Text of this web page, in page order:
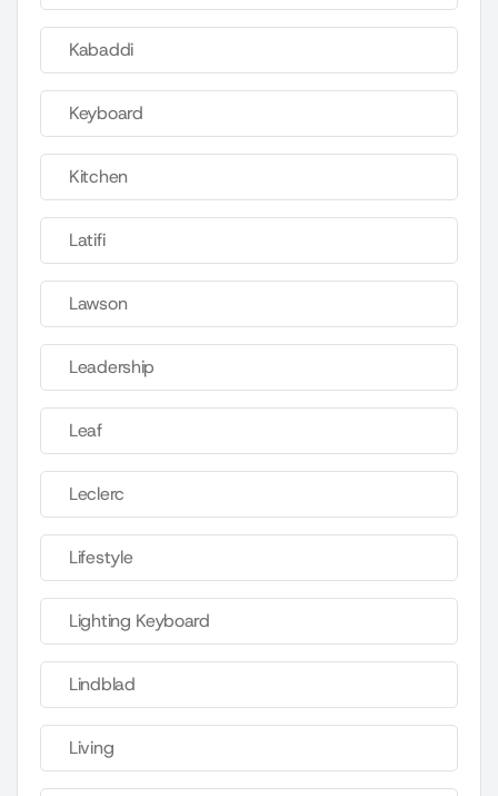
Kabaddi
Keyboard
Kitchen
Latifi
Lawson
Leadership
Leaf
Leclerc
Lifestyle
Lighting Keyboard
Lindblad
Living